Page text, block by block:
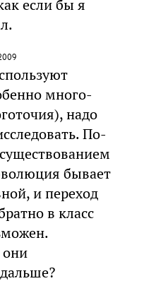
если бы я
много-
надо
По-
бывает
и переход
в класс
они